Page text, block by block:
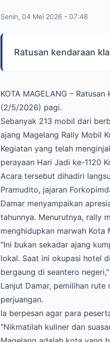
Senin, 04 Mei 2026 - 07:48
Ratusan kendaraan
KOTA ​MAGELANG –
(2/5/2026) pagi.
Sebanyak 213 mobil dari
ajang Magelang Rally Mobil
​Kegiatan yang telah
perayaan Hari Jadi ke-1120
Acara tersebut dihadiri
Pramudito, jajaran
​Damar menyampaikan
tahunnya. Menurutnya, rally
menghidupkan marwah Kota
​"Ini bukan sekadar ajang
lokal. Saat ini okupasi hotel
bergaung di seantero
​Lanjut Damar, pemilihan
perjuangan.
Ia berpesan agar para
​"Nikmatilah kuliner dan